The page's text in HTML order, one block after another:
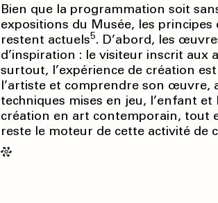
Bien que la programmation soit
expositions du Musée, les
restent actuels5. D’abord, les
d’inspiration : le visiteur inscrit aux
surtout, l’expérience de création
l’artiste et comprendre son œuvre,
techniques mises en jeu, l’enfant
création en art contemporain, tout
reste le moteur de cette activité de